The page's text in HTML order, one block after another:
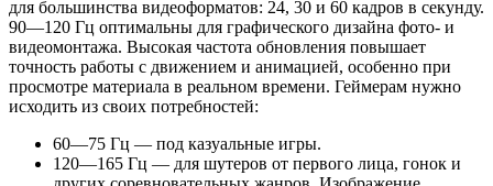
для большинства видеоформатов: 24, 30 и 60 кадров в секунду.
90—120 Гц оптимальны для графического дизайна фото- и
видеомонтажа. Высокая частота обновления повышает
точность работы с движением и анимацией, особенно при
просмотре материала в реальном времени. Геймерам нужно
исходить из своих потребностей:
60—75 Гц — под казуальные игры.
120—165 Гц — для шутеров от первого лица, гонок и